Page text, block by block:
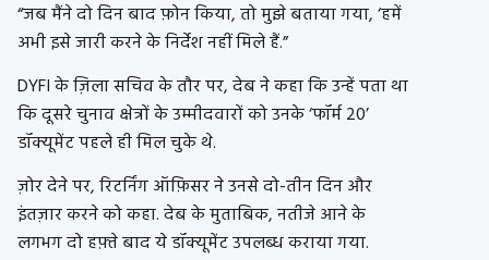
“जब मैंने दो दिन बाद फ़ोन किया, तो मुझे बताया गया, ‘हमें
अभी इसे जारी करने के निर्देश नहीं मिले हैं.”
DYFI के ज़िला सचिव के तौर पर, देब ने कहा कि उन्हें पता था
कि दूसरे चुनाव क्षेत्रों के उम्मीदवारों को उनके ‘फॉर्म 20’
डॉक्यूमेंट पहले ही मिल चुके थे.
ज़ोर देने पर, रिटर्निंग ऑफ़िसर ने उनसे दो-तीन दिन और
इंतज़ार करने को कहा. देब के मुताबिक, नतीजे आने के
लगभग दो हफ़्ते बाद ये डॉक्यूमेंट उपलब्ध कराया गया.